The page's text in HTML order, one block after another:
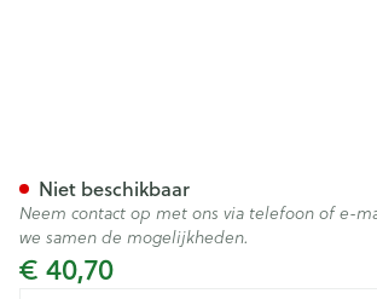
€ 40,70
Niet beschikbaar
Neem contact op met ons via telefoon of e-
we samen de mogelijkheden.